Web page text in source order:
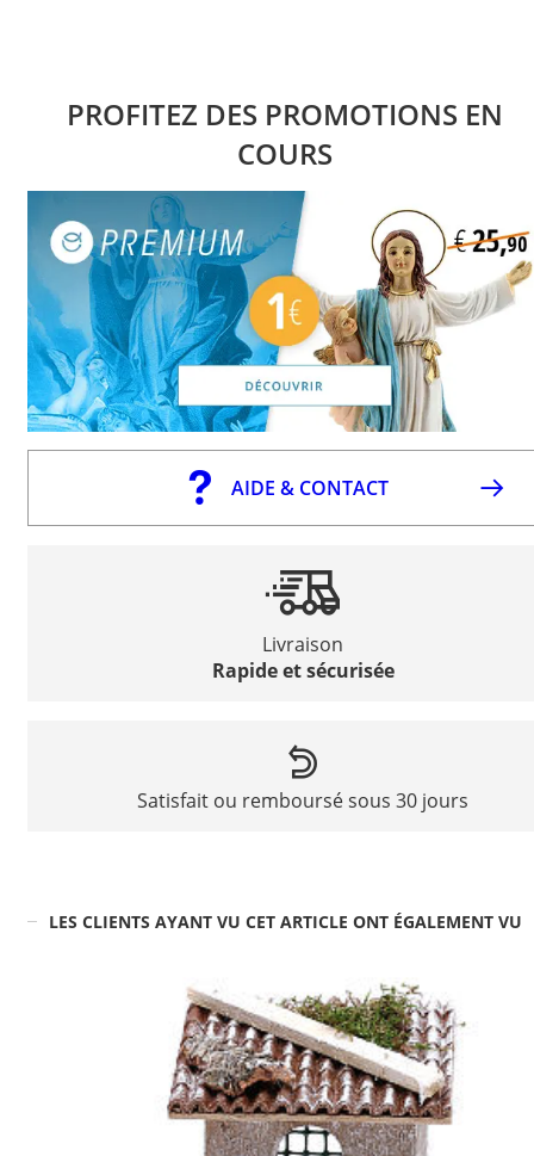
PROFITEZ DES PROMOTIONS EN
COURS
AIDE & CONTACT
Livraison
Rapide et sécurisée
Satisfait ou remboursé sous 30 jours
LES CLIENTS AYANT VU CET ARTICLE ONT ÉGALEMENT VU